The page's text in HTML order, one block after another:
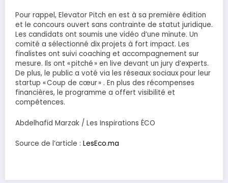
Pour rappel, Elevator Pitch en est à sa première édition
et le concours ouvert sans contrainte de statut juridique.
Les candidats ont soumis une vidéo d’une minute. Un
comité a sélectionné dix projets à fort impact. Les
finalistes ont suivi coaching et accompagnement sur
mesure. Ils ont « pitché » en live devant un jury d’experts.
De plus, le public a voté via les réseaux sociaux pour leur
startup « Coup de cœur » . En plus des récompenses
financières, le programme a offert visibilité et
compétences.
Abdelhafid Marzak / Les Inspirations ÉCO
Source de l’article : LesEco.ma